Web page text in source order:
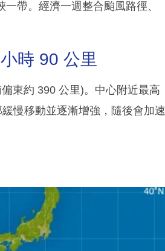
帶。經濟一週整合颱風路徑、
時 90 公里
東約 390 公里)。中心附近最高
慢移動並逐漸增強，隨後會加速